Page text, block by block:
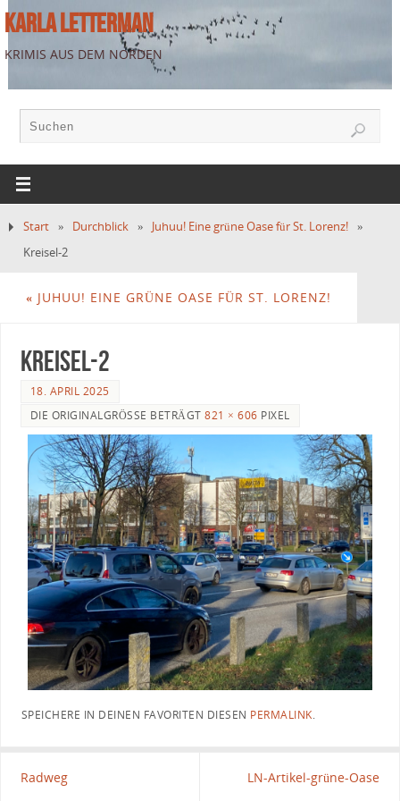
KARLA LETTERMAN
KRIMIS AUS DEM NORDEN
Start » Durchblick » Juhuu! Eine grüne Oase für St. Lorenz! »
Kreisel-2
« JUHUU! EINE GRÜNE OASE FÜR ST. LORENZ!
Kreisel-2
18. APRIL 2025
DIE ORIGINALGRÖSSE BETRÄGT 821 × 606 PIXEL
SPEICHERE IN DEINEN FAVORITEN DIESEN PERMALINK.
Radweg LN-Artikel-grüne-Oase